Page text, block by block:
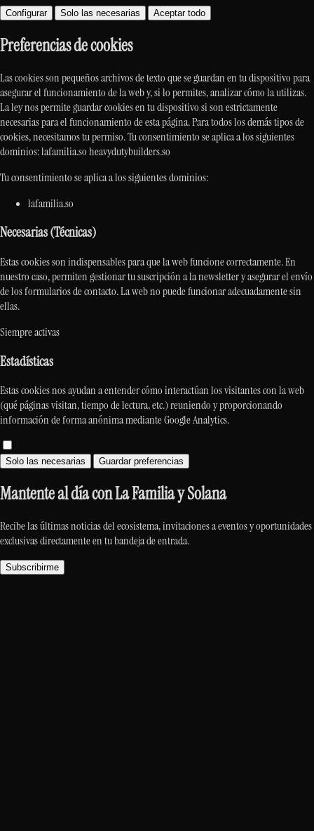
Configurar Solo las necesarias Aceptar todo
Preferencias de cookies
Las cookies son pequeños archivos de texto que se guardan en tu dispositivo para
asegurar el funcionamiento de la web y, si lo permites, analizar cómo la utilizas.
La ley nos permite guardar cookies en tu dispositivo si son estrictamente
necesarias para el funcionamiento de esta página. Para todos los demás tipos de
cookies, necesitamos tu permiso. Tu consentimiento se aplica a los siguientes
dominios: lafamilia.so heavydutybuilders.so
Tu consentimiento se aplica a los siguientes dominios:
lafamilia.so
Necesarias (Técnicas)
Estas cookies son indispensables para que la web funcione correctamente. En
nuestro caso, permiten gestionar tu suscripción a la newsletter y asegurar el envío
de los formularios de contacto. La web no puede funcionar adecuadamente sin
ellas.
Siempre activas
Estadísticas
Estas cookies nos ayudan a entender cómo interactúan los visitantes con la web
(qué páginas visitan, tiempo de lectura, etc.) reuniendo y proporcionando
información de forma anónima mediante Google Analytics.
Solo las necesarias Guardar preferencias
Mantente al día con La Familia y Solana
Recibe las últimas noticias del ecosistema, invitaciones a eventos y oportunidades
exclusivas directamente en tu bandeja de entrada.
Subscribirme